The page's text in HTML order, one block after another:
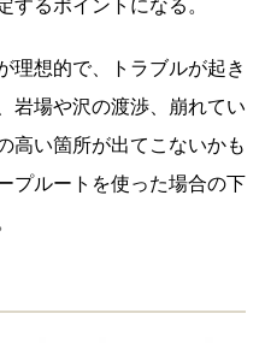
るポイントになる。
理想的で、トラブルが起き
岩場や沢の渡渉、崩れてい
高い箇所が出てこないかも
プルートを使った場合の下